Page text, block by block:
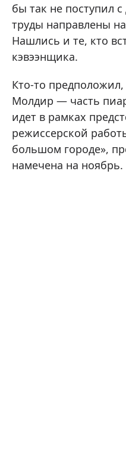
бы так не поступил
труды направлены
Нашлись и те, кто
кэвээнщика.
Кто-то
Молдир — часть
идет в рамках
режиссерской
большом городе»,
намечена на ноябрь.